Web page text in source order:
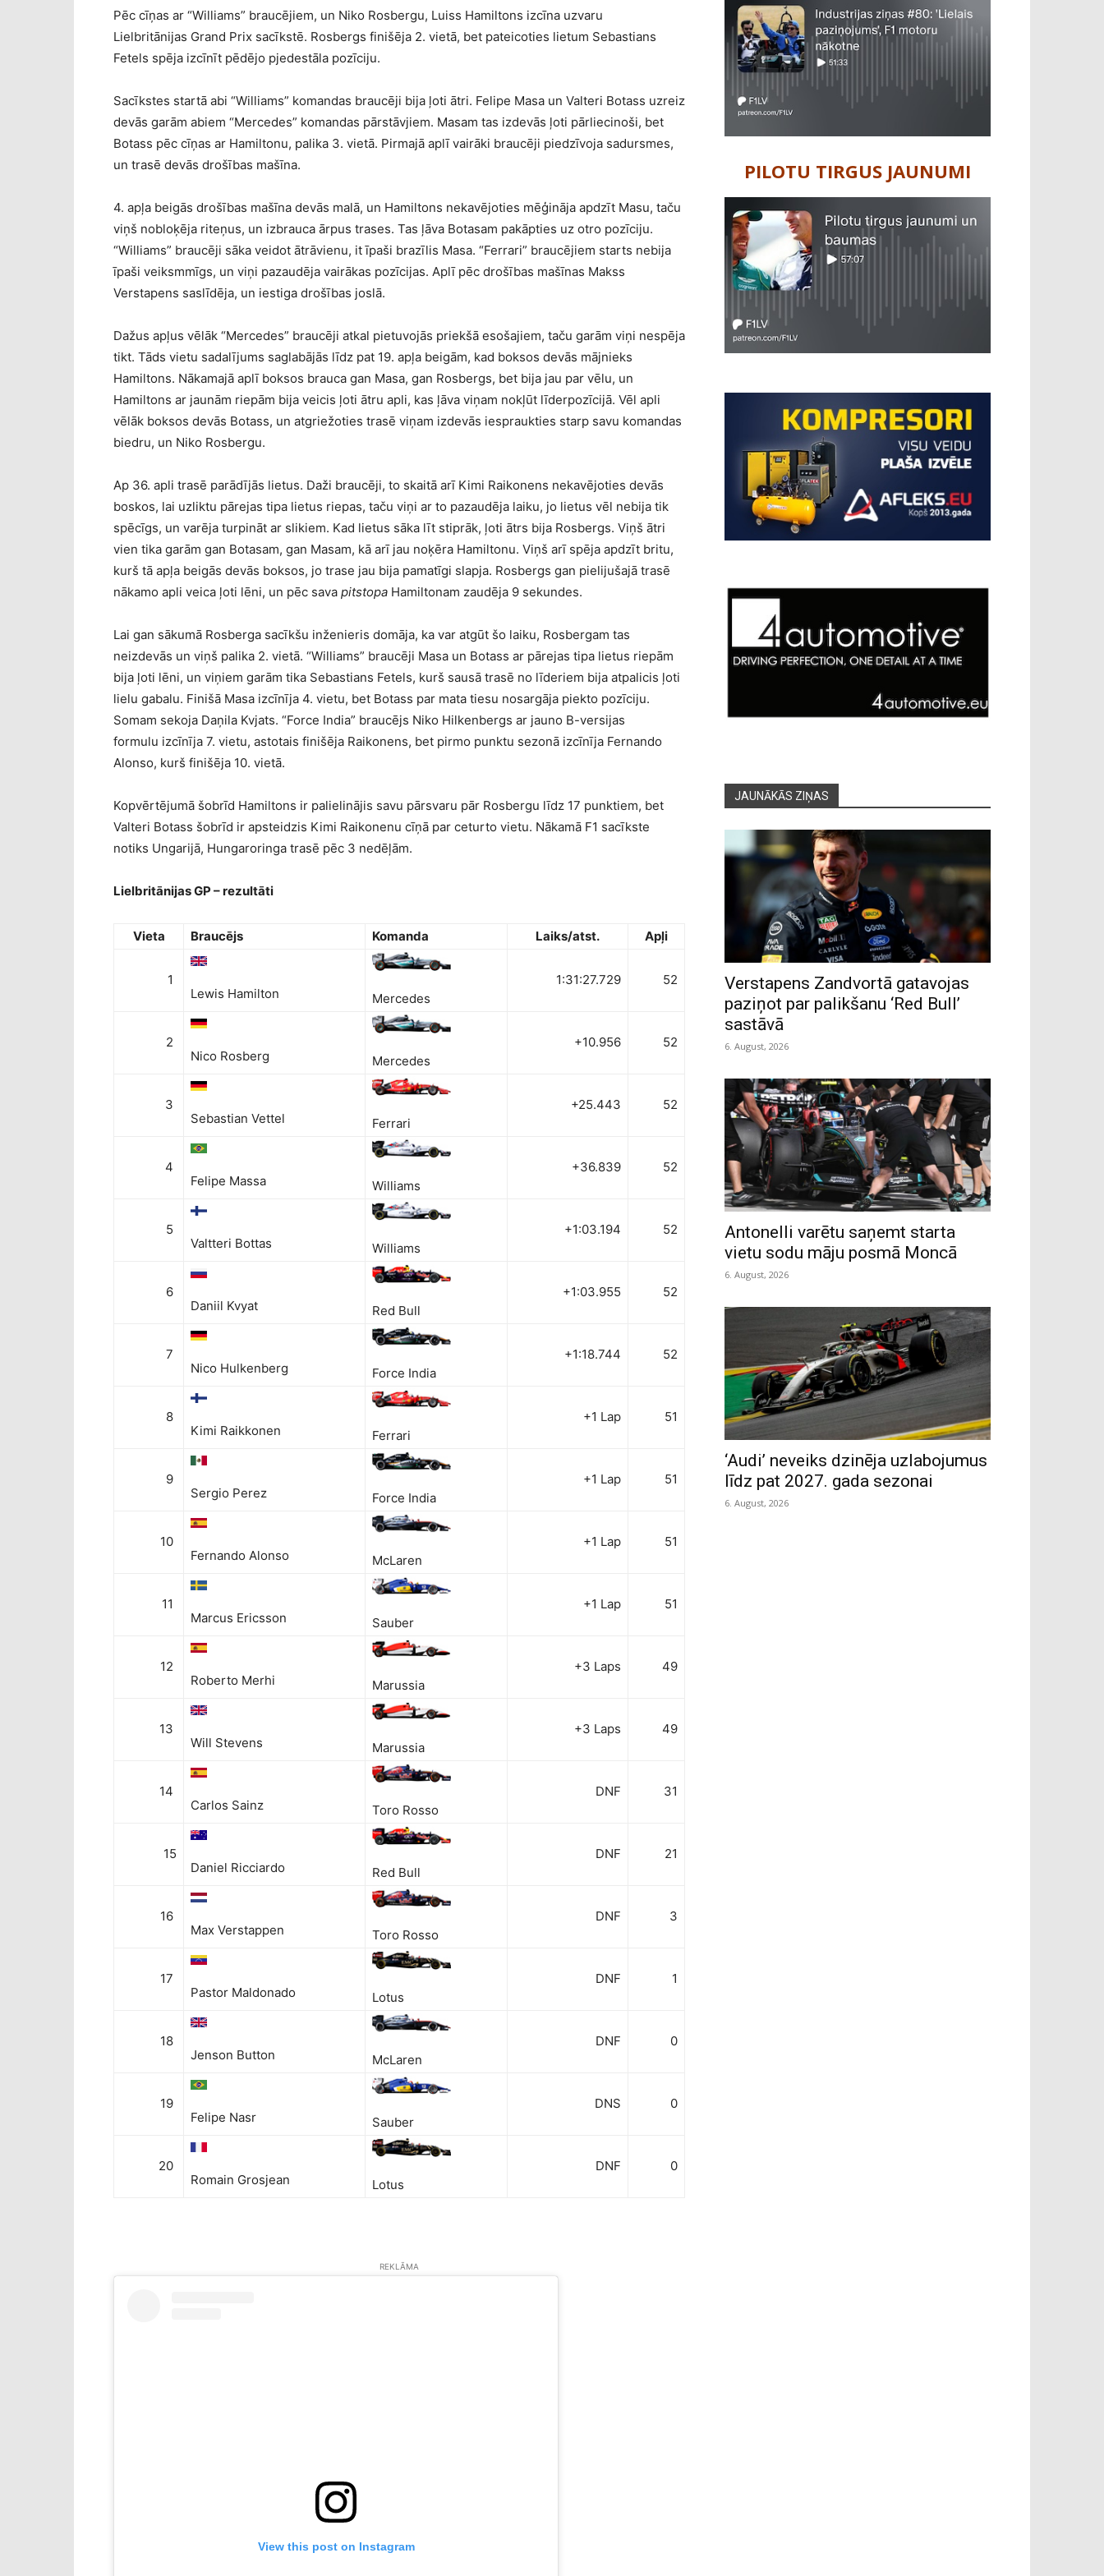
Pēc cīņas ar “Williams” braucējiem, un Niko Rosbergu, Luiss Hamiltons izcīna uzvaru
Lielbritānijas Grand Prix sacīkstē. Rosbergs finišēja 2. vietā, bet pateicoties lietum Sebastians
Fetels spēja izcīnīt pēdējo pjedestāla pozīciju.
Sacīkstes startā abi “Williams” komandas braucēji bija ļoti ātri. Felipe Masa un Valteri Botass uzreiz
devās garām abiem “Mercedes” komandas pārstāvjiem. Masam tas izdevās ļoti pārliecinoši, bet
Botass pēc cīņas ar Hamiltonu, palika 3. vietā. Pirmajā aplī vairāki braucēji piedzīvoja sadursmes,
un trasē devās drošības mašīna.
4. apļa beigās drošības mašīna devās malā, un Hamiltons nekavējoties mēģināja apdzīt Masu, taču
viņš nobloķēja riteņus, un izbrauca ārpus trases. Tas ļāva Botasam pakāpties uz otro pozīciju.
“Williams” braucēji sāka veidot ātrāvienu, it īpaši brazīlis Masa. “Ferrari” braucējiem starts nebija
īpaši veiksmmīgs, un viņi pazaudēja vairākas pozīcijas. Aplī pēc drošības mašīnas Makss
Verstapens saslīdēja, un iestiga drošības joslā.
Dažus apļus vēlāk “Mercedes” braucēji atkal pietuvojās priekšā esošajiem, taču garām viņi nespēja
tikt. Tāds vietu sadalījums saglabājās līdz pat 19. apļa beigām, kad boksos devās mājnieks
Hamiltons. Nākamajā aplī boksos brauca gan Masa, gan Rosbergs, bet bija jau par vēlu, un
Hamiltons ar jaunām riepām bija veicis ļoti ātru apli, kas ļāva viņam nokļūt līderpozīcijā. Vēl apli
vēlāk boksos devās Botass, un atgriežoties trasē viņam izdevās iespraukties starp savu komandas
biedru, un Niko Rosbergu.
Ap 36. apli trasē parādījās lietus. Daži braucēji, to skaitā arī Kimi Raikonens nekavējoties devās
boskos, lai uzliktu pārejas tipa lietus riepas, taču viņi ar to pazaudēja laiku, jo lietus vēl nebija tik
spēcīgs, un varēja turpināt ar slikiem. Kad lietus sāka līt stiprāk, ļoti ātrs bija Rosbergs. Viņš ātri
vien tika garām gan Botasam, gan Masam, kā arī jau noķēra Hamiltonu. Viņš arī spēja apdzīt britu,
kurš tā apļa beigās devās boksos, jo trase jau bija pamatīgi slapja. Rosbergs gan pielijušajā trasē
nākamo apli veica ļoti lēni, un pēc sava pitstopa Hamiltonam zaudēja 9 sekundes.
Lai gan sākumā Rosberga sacīkšu inženieris domāja, ka var atgūt šo laiku, Rosbergam tas
neizdevās un viņš palika 2. vietā. “Williams” braucēji Masa un Botass ar pārejas tipa lietus riepām
bija ļoti lēni, un viņiem garām tika Sebastians Fetels, kurš sausā trasē no līderiem bija atpalicis ļoti
lielu gabalu. Finišā Masa izcīnīja 4. vietu, bet Botass par mata tiesu nosargāja piekto pozīciju.
Somam sekoja Daņila Kvjats. “Force India” braucējs Niko Hilkenbergs ar jauno B-versijas
formulu izcīnīja 7. vietu, astotais finišēja Raikonens, bet pirmo punktu sezonā izcīnīja Fernando
Alonso, kurš finišēja 10. vietā.
Kopvērtējumā šobrīd Hamiltons ir palielinājis savu pārsvaru pār Rosbergu līdz 17 punktiem, bet
Valteri Botass šobrīd ir apsteidzis Kimi Raikonenu cīņā par ceturto vietu. Nākamā F1 sacīkste
notiks Ungarijā, Hungaroringa trasē pēc 3 nedēļām.
Lielbritānijas GP – rezultāti
Vieta Braucējs Komanda Laiks/atst. Apļi
1
Lewis Hamilton
Mercedes
1:31:27.729 52
2
Nico Rosberg
Mercedes
+10.956 52
3
Sebastian Vettel
Ferrari
+25.443 52
4
Felipe Massa
Williams
+36.839 52
5
Valtteri Bottas
Williams
+1:03.194 52
6
Daniil Kvyat
Red Bull
+1:03.955 52
7
Nico Hulkenberg
Force India
+1:18.744 52
8
Kimi Raikkonen
Ferrari
+1 Lap 51
9
Sergio Perez
Force India
+1 Lap 51
10
Fernando Alonso
McLaren
+1 Lap 51
11
Marcus Ericsson
Sauber
+1 Lap 51
12
Roberto Merhi
Marussia
+3 Laps 49
13
Will Stevens
Marussia
+3 Laps 49
14
Carlos Sainz
Toro Rosso
DNF 31
15
Daniel Ricciardo
Red Bull
DNF 21
16
Max Verstappen
Toro Rosso
DNF 3
17
Pastor Maldonado
Lotus
DNF 1
18
Jenson Button
McLaren
DNF 0
19
Felipe Nasr
Sauber
DNS 0
20
Romain Grosjean
Lotus
DNF 0
REKLĀMA
View this post on Instagram
PILOTU TIRGUS JAUNUMI
JAUNĀKĀS ZIŅAS
Verstapens Zandvortā gatavojas
paziņot par palikšanu ‘Red Bull’
sastāvā
6. August, 2026
Antonelli varētu saņemt starta
vietu sodu māju posmā Moncā
6. August, 2026
‘Audi’ neveiks dzinēja uzlabojumus
līdz pat 2027. gada sezonai
6. August, 2026